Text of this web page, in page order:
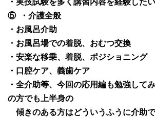
⑤
・介護全般
・お風呂介助
・お風呂場での着脱、おむつ交換
・安楽な移乗、着脱、ポジショニング
・口腔ケア、義歯ケア
・全介助等、今回の応用編も勉強して
の方でも上半身の
傾きのある方はどういうふうに介助